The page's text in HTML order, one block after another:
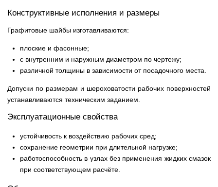
Конструктивные исполнения и размеры
Графитовые шайбы изготавливаются:
плоские и фасонные;
с внутренним и наружным диаметром по чертежу;
различной толщины в зависимости от посадочного места.
Допуски по размерам и шероховатости рабочих поверхностей
устанавливаются техническим заданием.
Эксплуатационные свойства
устойчивость к воздействию рабочих сред;
сохранение геометрии при длительной нагрузке;
работоспособность в узлах без применения жидких смазок
при соответствующем расчёте.